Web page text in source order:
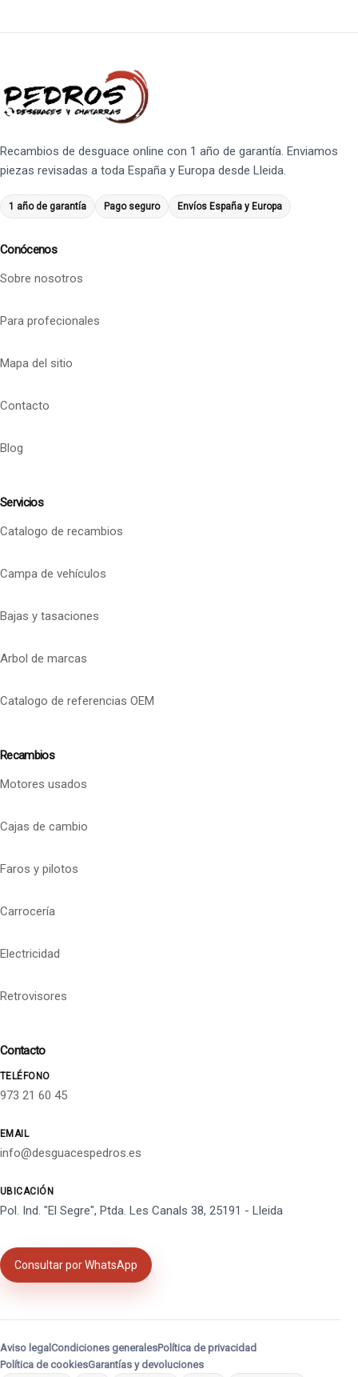
Recambios de desguace online con 1 año de garantía. Enviamos
piezas revisadas a toda España y Europa desde Lleida.
1 año de garantía Pago seguro Envíos España y Europa
Conócenos
Sobre nosotros
Para profecionales
Mapa del sitio
Contacto
Blog
Servicios
Catalogo de recambios
Campa de vehículos
Bajas y tasaciones
Arbol de marcas
Catalogo de referencias OEM
Recambios
Motores usados
Cajas de cambio
Faros y pilotos
Carrocería
Electricidad
Retrovisores
Contacto
TELÉFONO
973 21 60 45
EMAIL
info@desguacespedros.es
UBICACIÓN
Pol. Ind. "El Segre", Ptda. Les Canals 38, 25191 - Lleida
Consultar por WhatsApp
Aviso legal Condiciones generalesPolítica de privacidad
Política de cookiesGarantías y devoluciones